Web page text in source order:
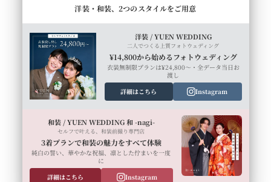
洋装・和装、2つのスタイルをご用意
洋装 / YUEN WEDDING
二人でつくる上質フォトウェディング
¥14,800から始めるフォトウェディング
衣装無制限プランは¥24,800〜・全データ当日お
渡し
詳細はこちら
Instagram
和装 / YUEN WEDDING 和 -nagi-
セルフで叶える、和装前撮り専門店
3着プランで和装の魅力をすべて体験
純白の誓い、華やかな祝福、凛とした佇まいを一度
に
詳細はこちら
Instagram